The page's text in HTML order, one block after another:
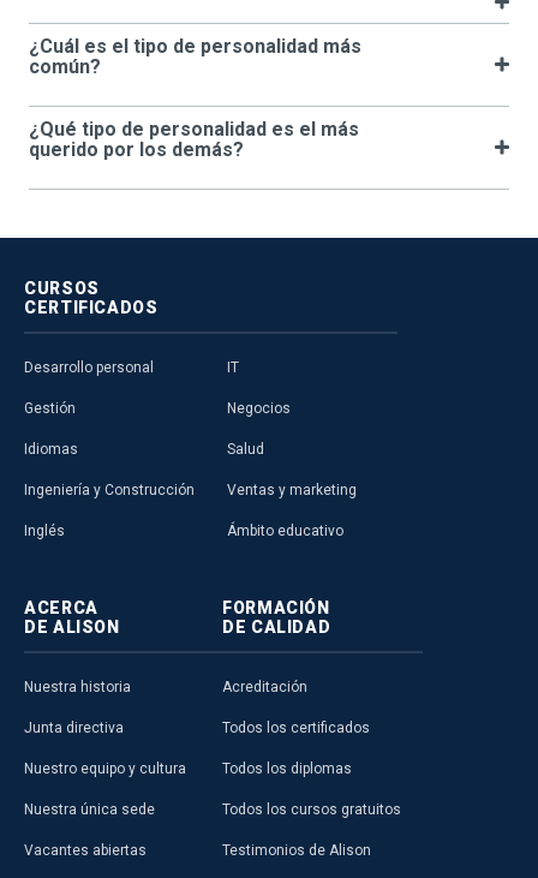
¿Cuál es el tipo de personalidad más
común?
¿Qué tipo de personalidad es el más
querido por los demás?
CURSOS
CERTIFICADOS
Desarrollo personal
Gestión
Idiomas
Ingeniería y Construcción
Inglés
IT
Negocios
Salud
Ventas y marketing
Ámbito educativo
ACERCA
DE ALISON
Nuestra historia
Junta directiva
Nuestro equipo y cultura
Nuestra única sede
Vacantes abiertas
FORMACIÓN
DE CALIDAD
Acreditación
Todos los certificados
Todos los diplomas
Todos los cursos gratuitos
Testimonios de Alison